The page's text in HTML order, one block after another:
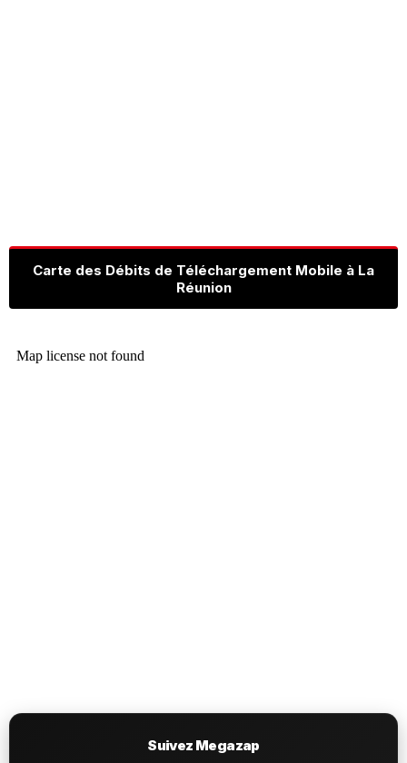
Carte des Débits de Téléchargement Mobile à La
Réunion
Suivez Megazap